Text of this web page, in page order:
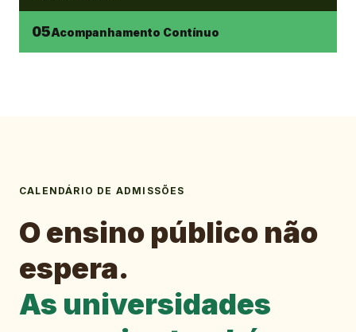
05Acompanhamento Contínuo
CALENDÁRIO DE ADMISSÕES
O ensino público não
espera.
As universidades